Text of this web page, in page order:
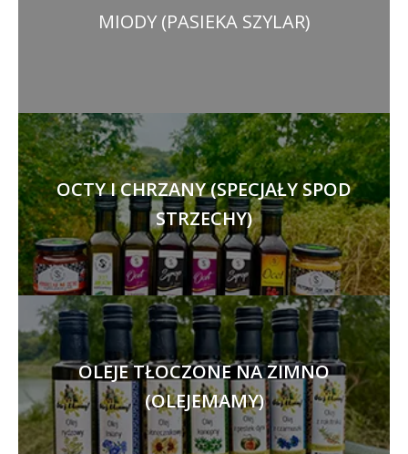
MIODY (PASIEKA SZYLAR)
OCTY I CHRZANY (SPECJAŁY SPOD
STRZECHY)
OLEJE TŁOCZONE NA ZIMNO
(OLEJEMAMY)